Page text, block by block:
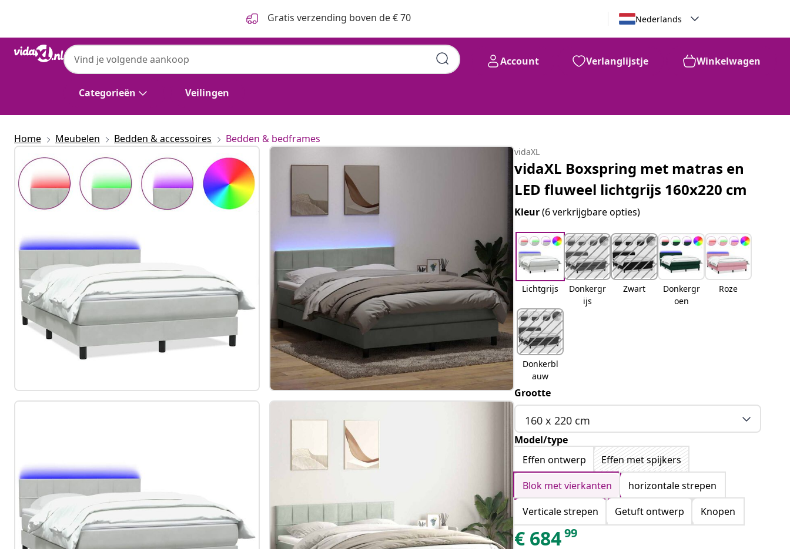
Gratis verzending boven de € 70 Nederlands
Categorieën Veilingen
Account Verlanglijstje Winkelwagen
Home Meubelen Bedden & accessoires Bedden & bedframes
vidaXL
vidaXL Boxspring met matras en
LED fluweel lichtgrijs 160x220 cm
Kleur(6 verkrijgbare opties)
Lichtgrijs
Donkergr
ijs
Zwart
Donkergr
oen
Roze
Donkerbl
auw
Grootte
160 x 220 cm
Model/type
Effen ontwerp
Effen met spijkers
Blok met vierkanten
horizontale strepen
Verticale strepen
Getuft ontwerp Knopen
€ 68499